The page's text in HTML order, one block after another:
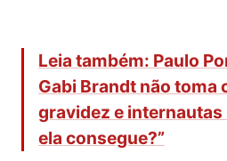
Leia também: Paulo
Gabi Brandt não toma
gravidez e internautas
ela consegue?”